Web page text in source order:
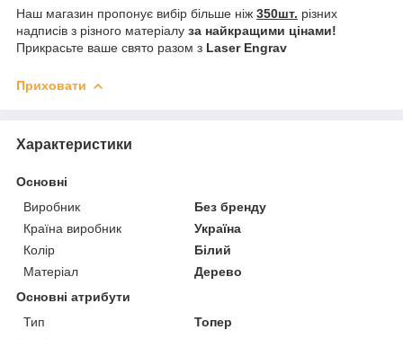
Наш магазин пропонує вибір більше ніж 350шт. різних
надписів з різного матеріалу за найкращими цінами!
Прикрасьте ваше свято разом з Laser Engrav
Приховати
Характеристики
Основні
Виробник
Без бренду
Країна виробник
Україна
Колір
Білий
Матеріал
Дерево
Основні атрибути
Тип
Топер